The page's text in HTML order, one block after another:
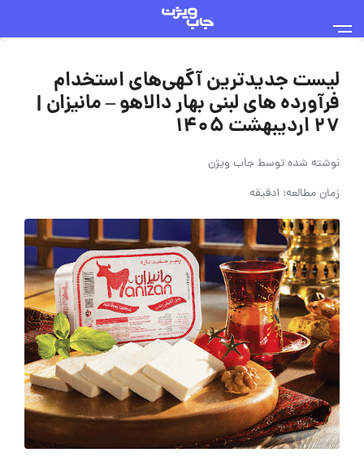
لیست جدیدترین آگهی‌های استخدام
فرآورده های لبنی بهار دالاهو – مانیزان |
۲۷ اردیبهشت ۱۴۰۵
نوشته شده توسطجاب ویژن
زمان مطالعه: 1دقیقه